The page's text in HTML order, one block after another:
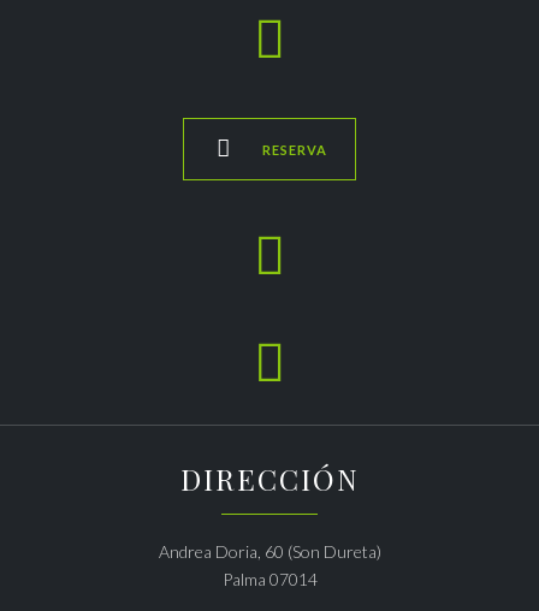

 RESERVA


DIRECCIÓN
Andrea Doria, 60 (Son Dureta)
Palma 07014